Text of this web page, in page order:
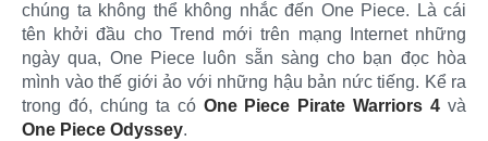
chúng ta không thể không nhắc đến One Piece. Là cái
tên khởi đầu cho Trend mới trên mạng Internet những
ngày qua, One Piece luôn sẵn sàng cho bạn đọc hòa
mình vào thế giới ảo với những hậu bản nức tiếng. Kể ra
trong đó, chúng ta có One Piece Pirate Warriors 4 và
One Piece Odyssey.